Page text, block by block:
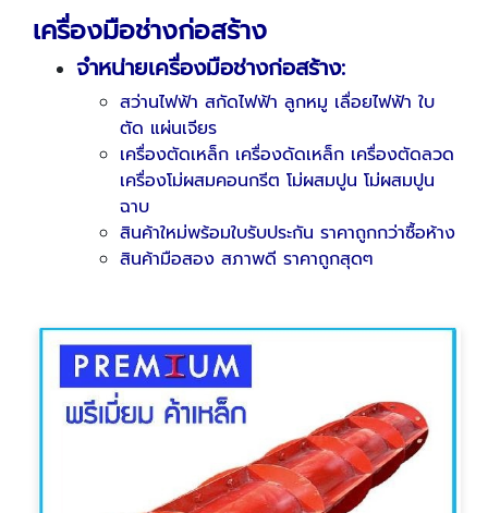
เครื่องมือช่างก่อสร้าง
จำหน่ายเครื่องมือช่างก่อสร้าง:
สว่านไฟฟ้า สกัดไฟฟ้า ลูกหมู เลื่อยไฟฟ้า ใบ
ตัด แผ่นเจียร
เครื่องตัดเหล็ก เครื่องดัดเหล็ก เครื่องตัดลวด
เครื่องโม่ผสมคอนกรีต โม่ผสมปูน โม่ผสมปูน
ฉาบ
สินค้าใหม่พร้อมใบรับประกัน ราคาถูกกว่าซื้อห้าง
สินค้ามือสอง สภาพดี ราคาถูกสุดๆ